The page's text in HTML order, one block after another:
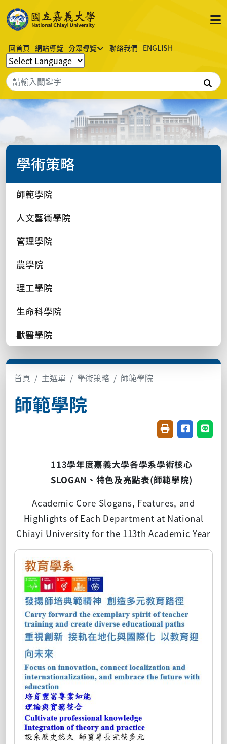
回首頁 網站導覽 分眾導覽 聯絡我們 ENGLISH
搜尋
學術策略
師範學院
人文藝術學院
管理學院
農學院
理工學院
生命科學院
獸醫學院
首頁 主選單 學術策略 師範學院
師範學院
友善列印(開新視
分享至臉書
分享
113學年度嘉義大學各學系學術核心
SLOGAN 、特色及亮點表(師範學院)
Academic Core Slogans, Features, and
Highlights of Each Department at National
Chiayi University for the 113th Academic Year